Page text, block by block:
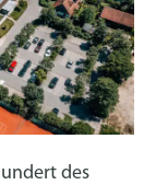
des